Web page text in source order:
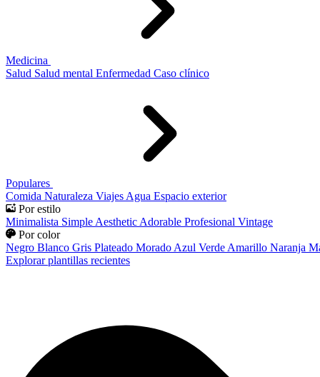
Medicina
Salud Salud mental Enfermedad Caso clínico
Populares
Comida Naturaleza Viajes Agua Espacio exterior
Por estilo
Minimalista Simple Aesthetic Adorable Profesional Vintage
Por color
Negro Blanco Gris Plateado Morado Azul Verde Amarillo Naranja
Explorar plantillas recientes